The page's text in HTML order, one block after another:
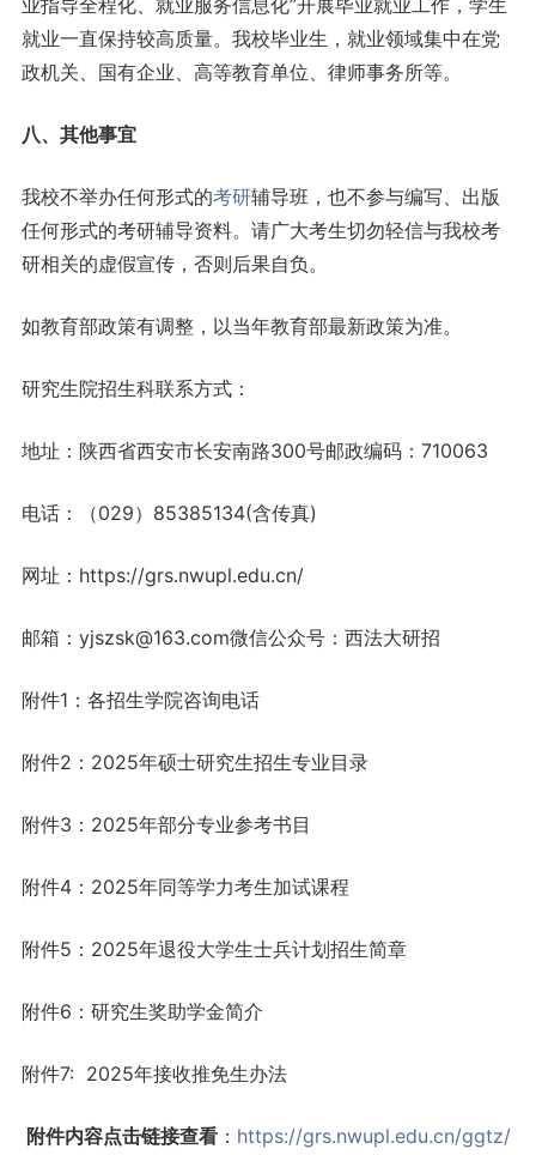
业指导全程化、就业服务信息化”开展毕业就业工作，学生
就业一直保持较高质量。我校毕业生，就业领域集中在党
政机关、国有企业、高等教育单位、律师事务所等。
八、其他事宜
我校不举办任何形式的考研辅导班，也不参与编写、出版
任何形式的考研辅导资料。请广大考生切勿轻信与我校考
研相关的虚假宣传，否则后果自负。
如教育部政策有调整，以当年教育部最新政策为准。
研究生院招生科联系方式：
地址：陕西省西安市长安南路300号邮政编码：710063
电话：（029）85385134(含传真)
网址：https://grs.nwupl.edu.cn/
邮箱：yjszsk@163.com微信公众号：西法大研招
附件1：各招生学院咨询电话
附件2：2025年硕士研究生招生专业目录
附件3：2025年部分专业参考书目
附件4：2025年同等学力考生加试课程
附件5：2025年退役大学生士兵计划招生简章
附件6：研究生奖助学金简介
附件7: 2025年接收推免生办法
附件内容点击链接查看： https://grs.nwupl.edu.cn/ggtz/